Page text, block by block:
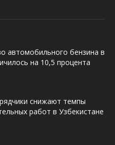
автомобильного бензина в
на 10,5 процента
снижают темпы
работ в Узбекистане